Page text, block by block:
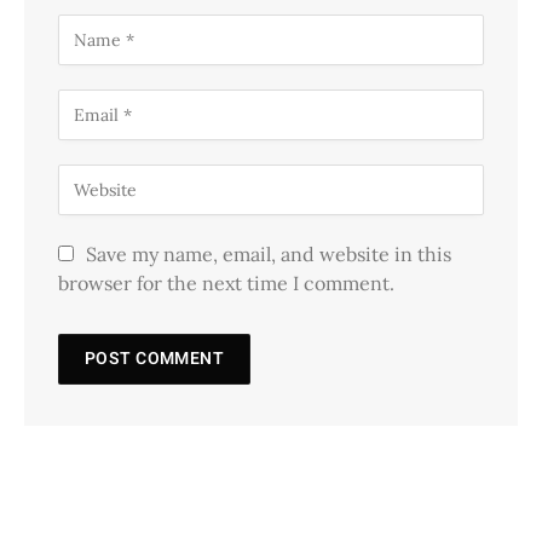
Save my name, email, and website in this
browser for the next time I comment.